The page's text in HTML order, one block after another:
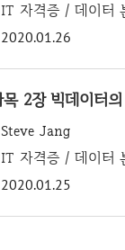
IT 자격증 / 데이터
2020.01.26
Steve Jang
IT 자격증 / 데이터
2020.01.25